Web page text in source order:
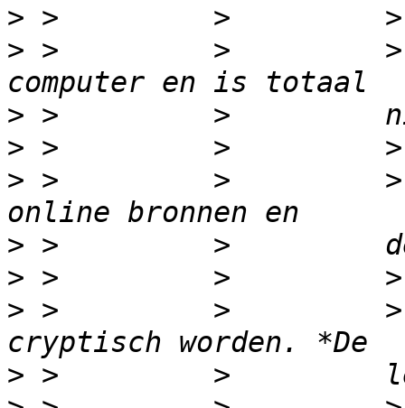
>
> >         >         >
>
>
> >         >         >
>
>
> >         >         >
>